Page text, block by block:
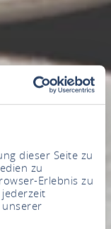
dieser Seite zu
zu
Erlebnis zu